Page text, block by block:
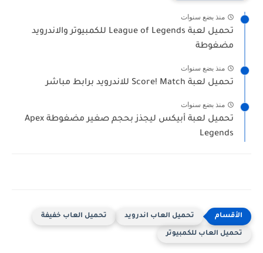
منذ بضع سنوات
تحميل لعبة League of Legends للكمبيوتر والاندرويد
مضغوطة
منذ بضع سنوات
تحميل لعبة Score! Match للاندرويد برابط مباشر
منذ بضع سنوات
تحميل لعبة أبيكس ليجذز بحجم صغير مضغوطة Apex
Legends
تحميل العاب اندرويد تحميل العاب خفيفة
تحميل العاب للكمبيوتر